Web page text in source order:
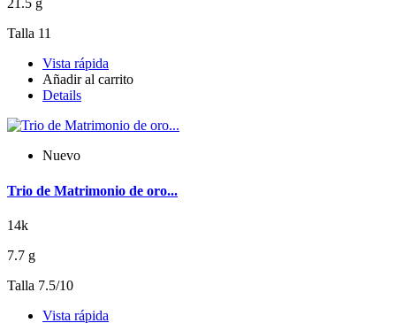
21.5 g
Talla 11
Vista rápida
Añadir al carrito
Details
Nuevo
Trio de Matrimonio de oro...
14k
7.7 g
Talla 7.5/10
Vista rápida